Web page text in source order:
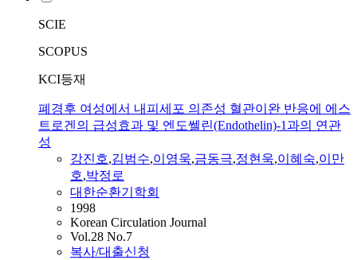
SCIE
SCOPUS
KCI등재
폐경후 여성에서 내피세포 의존성 혈관이완 반응에 에스
트로겐의 급성효과 및 엔도쎌린(Endothelin)-1과의 연관
성
강진호,김범수,이영욱,금동극,정현욱,이혜숙,이만
호,박정로
대한순환기학회
1998
Korean Circulation Journal
Vol.28 No.7
복사/대출신청